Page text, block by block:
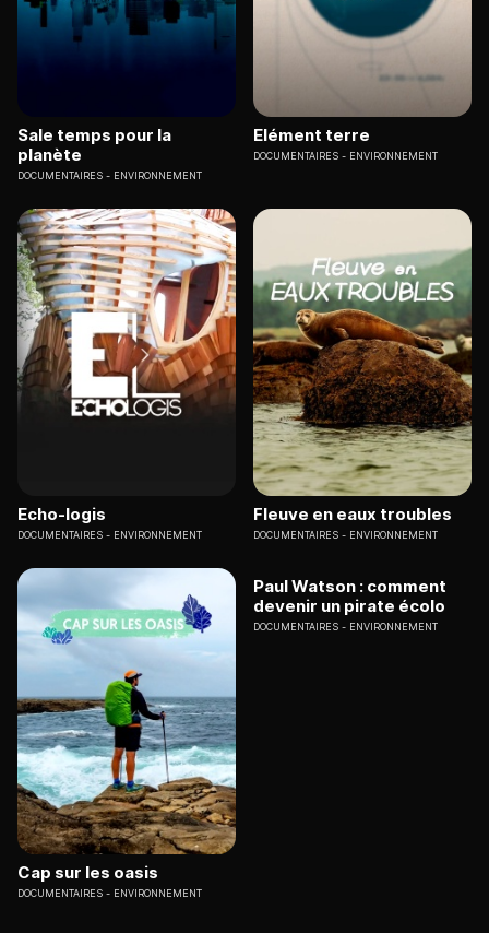
Sale temps pour la
planète
DOCUMENTAIRES ENVIRONNEMENT
Elément terre
DOCUMENTAIRES ENVIRONNEMENT
Echo-logis
DOCUMENTAIRES ENVIRONNEMENT
Fleuve en eaux troubles
DOCUMENTAIRES ENVIRONNEMENT
Cap sur les oasis
DOCUMENTAIRES ENVIRONNEMENT
Paul Watson : comment
devenir un pirate écolo
DOCUMENTAIRES ENVIRONNEMENT